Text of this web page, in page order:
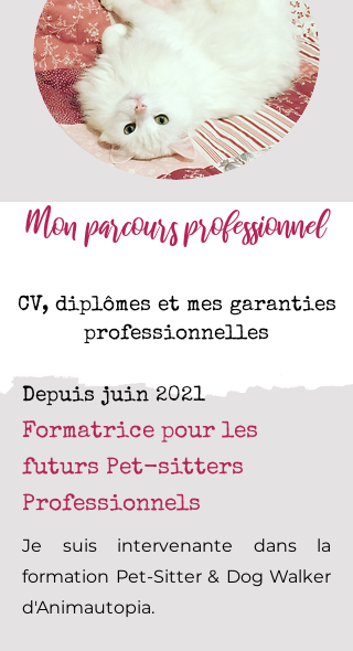
Mon parcours professionnel
CV, diplômes et mes garanties
professionnelles
Depuis juin 2021
Formatrice pour les
futurs Pet-sitters
Professionnels
Je suis intervenante dans la
formation Pet-Sitter & Dog Walker
d'Animautopia.